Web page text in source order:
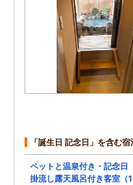
「誕生日 記念日」を含む
ペットと温泉付き・記念日
掛流し露天風呂付き客室（